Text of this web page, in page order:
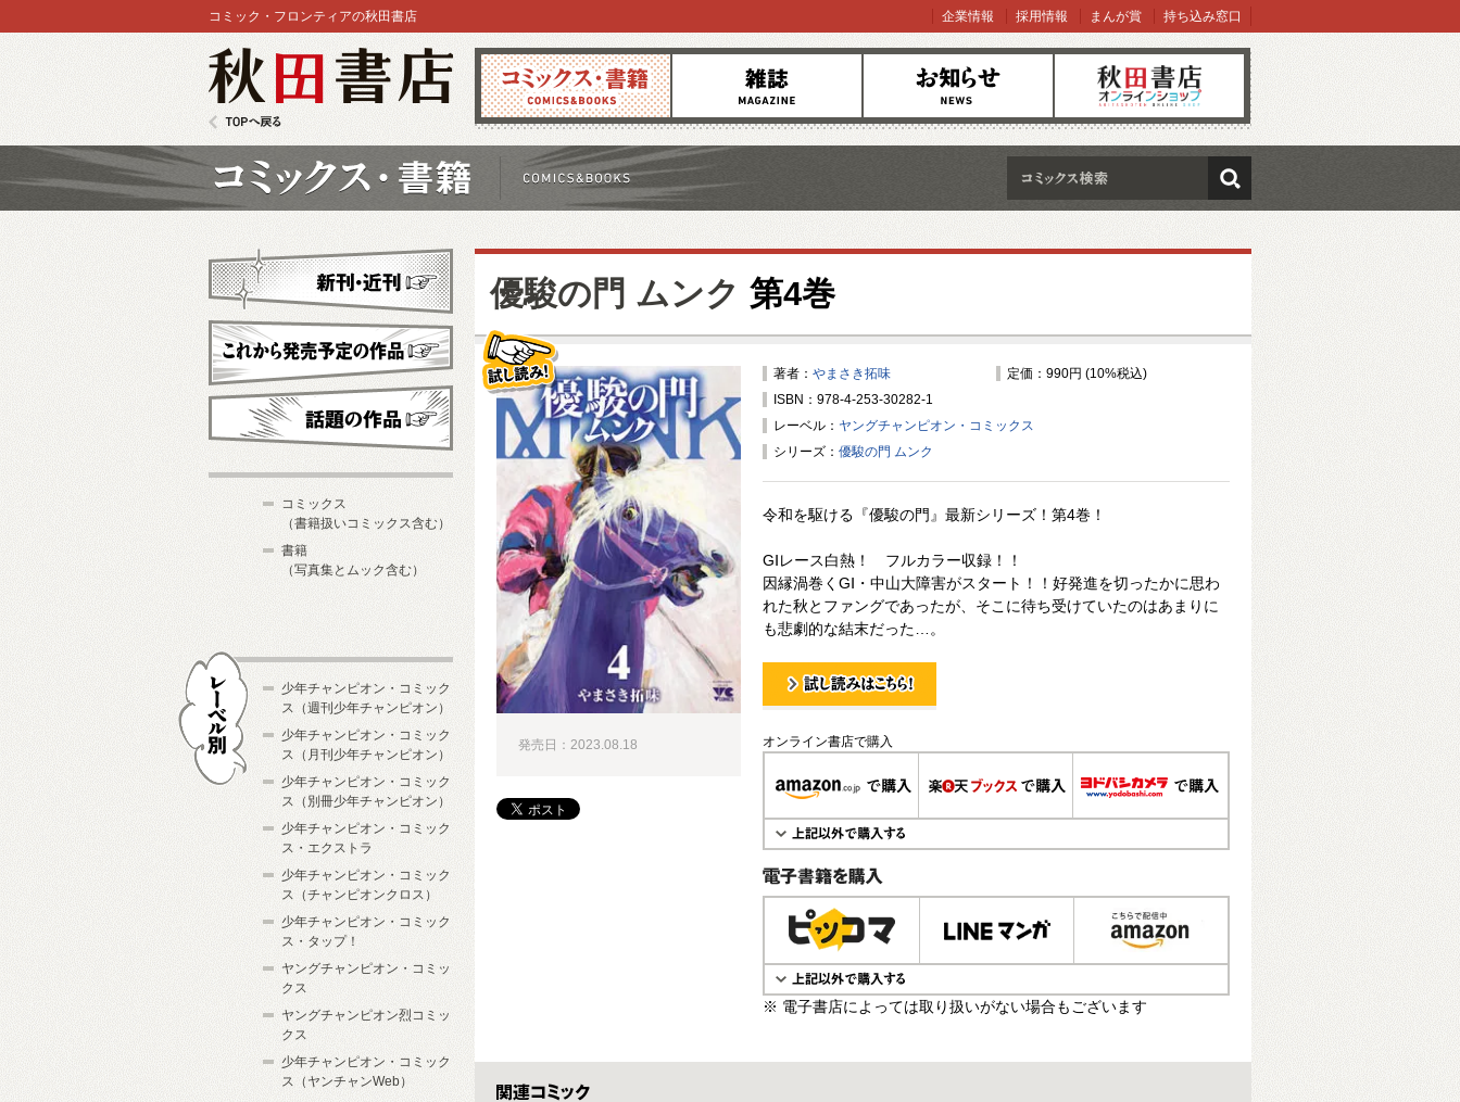
コミックス 雑誌 お知らせ オンラインショップ
コミック・フロンティアの秋田書店 企業情報 採用情報 まんが賞 持ち込み窓口
検索
優駿の門 ムンク 第4巻
著者： やまさき拓味
定価：990円 (10%税込)
ISBN：978-4-253-30282-1
レーベル： ヤングチャンピオン・コミックス
シリーズ： 優駿の門 ムンク
令和を駆ける『優駿の門』最新シリーズ！第4巻！
GⅠレース白熱！ フルカラー収録！！
因縁渦巻くGⅠ・中山大障害がスタート！！好発進を切ったかに思わ
れた秋とファングであったが、そこに待ち受けていたのはあまりに
も悲劇的な結末だった…。
試し読み！
オンライン書店で購入
電子書籍で購入
※ 電子書店によっては取り扱いがない場合もございます
発売日：2023.08.18
新刊・近刊
これから発売予定
コミックス
（書籍扱いコミックス含む）
書籍
（写真集とムック含む）
少年チャンピオン・コミック
ス（週刊少年チャンピオン）
少年チャンピオン・コミック
ス（月刊少年チャンピオン）
少年チャンピオン・コミック
ス（別冊少年チャンピオン）
少年チャンピオン・コミック
ス・エクストラ
少年チャンピオン・コミック
ス（チャンピオンクロス）
少年チャンピオン・コミック
ス・タップ！
ヤングチャンピオン・コミッ
クス
ヤングチャンピオン烈コミッ
クス
少年チャンピオン・コミック
ス（ヤンチャンWeb）